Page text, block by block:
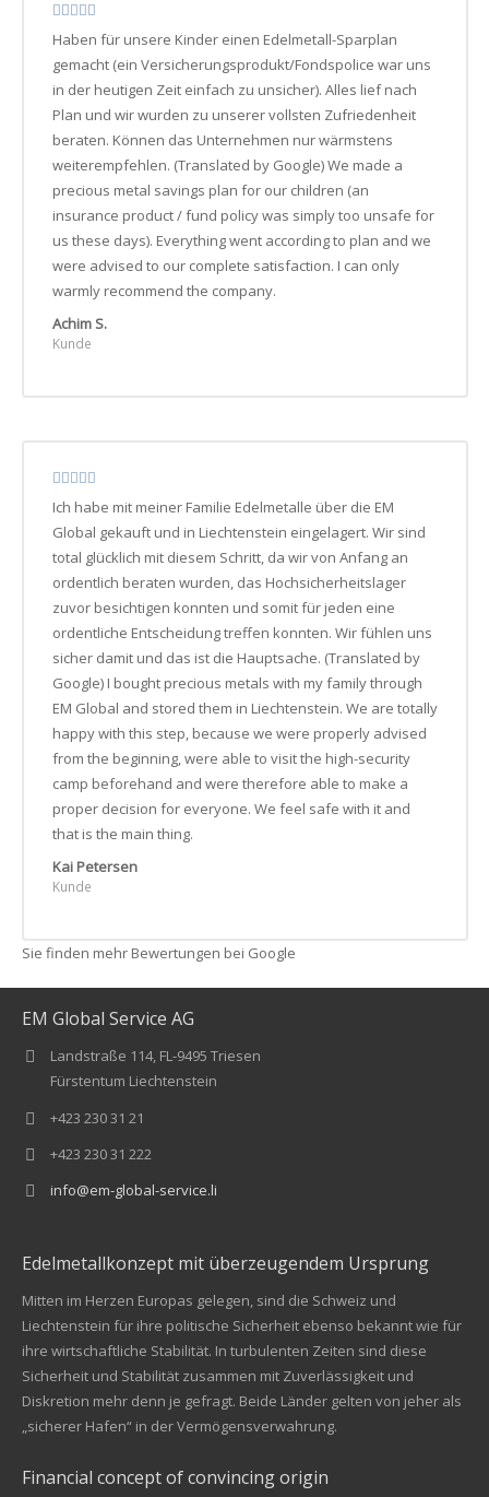
Haben für unsere Kinder einen Edelmetall-Sparplan
gemacht (ein Versicherungsprodukt/Fondspolice war uns
in der heutigen Zeit einfach zu unsicher). Alles lief nach
Plan und wir wurden zu unserer vollsten Zufriedenheit
beraten. Können das Unternehmen nur wärmstens
weiterempfehlen. (Translated by Google) We made a
precious metal savings plan for our children (an
insurance product / fund policy was simply too unsafe for
us these days). Everything went according to plan and we
were advised to our complete satisfaction. I can only
warmly recommend the company.
Achim S.
Kunde
Ich habe mit meiner Familie Edelmetalle über die EM
Global gekauft und in Liechtenstein eingelagert. Wir sind
total glücklich mit diesem Schritt, da wir von Anfang an
ordentlich beraten wurden, das Hochsicherheitslager
zuvor besichtigen konnten und somit für jeden eine
ordentliche Entscheidung treffen konnten. Wir fühlen uns
sicher damit und das ist die Hauptsache. (Translated by
Google) I bought precious metals with my family through
EM Global and stored them in Liechtenstein. We are totally
happy with this step, because we were properly advised
from the beginning, were able to visit the high-security
camp beforehand and were therefore able to make a
proper decision for everyone. We feel safe with it and
that is the main thing.
Kai Petersen
Kunde
Sie finden mehr Bewertungen bei Google
EM Global Service AG
Landstraße 114, FL-9495 Triesen
Fürstentum Liechtenstein
+423 230 31 21
+423 230 31 222
info@em-global-service.li
Edelmetallkonzept mit überzeugendem Ursprung
Mitten im Herzen Europas gelegen, sind die Schweiz und
Liechtenstein für ihre politische Sicherheit ebenso bekannt wie für
ihre wirtschaftliche Stabilität. In turbulenten Zeiten sind diese
Sicherheit und Stabilität zusammen mit Zuverlässigkeit und
Diskretion mehr denn je gefragt. Beide Länder gelten von jeher als
„sicherer Hafen“ in der Vermögensverwahrung.
Financial concept of convincing origin